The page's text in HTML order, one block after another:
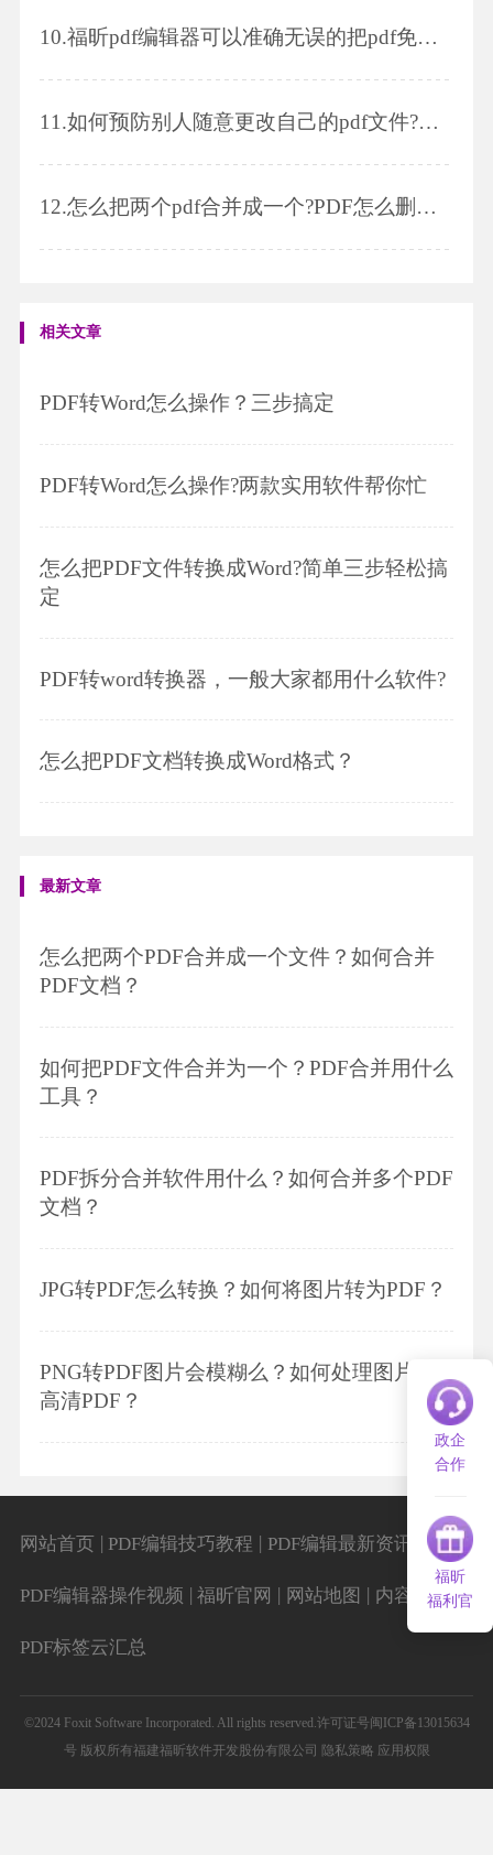
10.福昕pdf编辑器可以准确无误的把pdf免费转换成word
11.如何预防别人随意更改自己的pdf文件?pdf加水印怎么加?
12.怎么把两个pdf合并成一个?PDF怎么删除页面?
相关文章
PDF转Word怎么操作？三步搞定
PDF转Word怎么操作?两款实用软件帮你忙
怎么把PDF文件转换成Word?简单三步轻松搞
定
PDF转word转换器，一般大家都用什么软件?
怎么把PDF文档转换成Word格式？
最新文章
怎么把两个PDF合并成一个文件？如何合并
PDF文档？
如何把PDF文件合并为一个？PDF合并用什么
工具？
PDF拆分合并软件用什么？如何合并多个PDF
文档？
JPG转PDF怎么转换？如何将图片转为PDF？
PNG转PDF图片会模糊么？如何处理图片转
高清PDF？
政企
合作
福昕
福利官
网站首页 PDF编辑技巧教程 PDF编辑最新资讯
PDF编辑器操作视频 福昕官网 网站地图 内容导航 |
PDF标签云汇总
©2024 Foxit Software Incorporated. All rights reserved.许可证号闽ICP备13015634
号 版权所有福建福昕软件开发股份有限公司 隐私策略 应用权限